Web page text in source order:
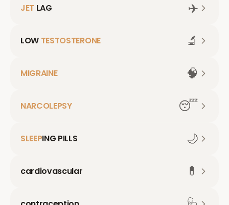
JET LAG ✈️
LOW TESTOSTERONE 🔬
MIGRAINE 🧠
NARCOLEPSY 😴
SLEEPING PILLS 🌙
cardiovascular 💊